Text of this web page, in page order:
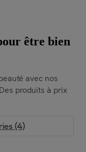
être bien
avec nos
produits à prix
(4)